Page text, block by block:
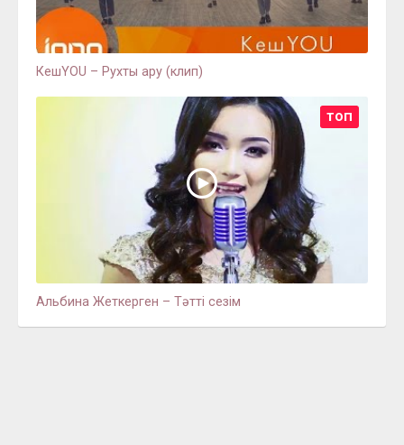
КешYOU – Рухты ару (клип)
ТОП
Альбина Жеткерген – Тәтті сезім